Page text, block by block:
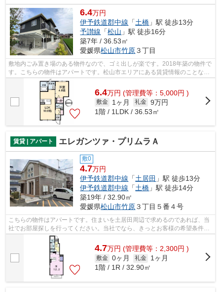
6.4万円
伊予鉄道郡中線 「土橋 」駅 徒歩13分
予讃線 「松山 」駅 徒歩16分
築7年 / 36.53㎡
愛媛県松山市竹原３丁目
敷地内ごみ置き場のある物件なので、ゴミ出しが楽です。2018年築の物件で
す。こちらの物件はアパートです。松山市エリアにある賃貸情報のことな
ら、地域に密着した当社へお任せ下さい...
6.4万円 (管理費等：5,000円 )
敷金 1ヶ月 礼金 9万円
1階 / 1LDK / 36.53㎡
賃貸 | アパート エレガンツァ・プリムラＡ
敷0
4.7万円
伊予鉄道郡中線 「土居田 」駅 徒歩13分
伊予鉄道郡中線 「土橋 」駅 徒歩14分
築19年 / 32.90㎡
愛媛県松山市竹原３丁目５番４号
こちらの物件はアパートです。住まいを土居田周辺で求めるのであれば、当
社でお部屋探しを行ってください。当社でなら、きっとお客様の希望条件に
マッチしたお部屋が見つかることでし...
4.7万円 (管理費等：2,300円 )
敷金 0ヶ月 礼金
1ヶ月
1階 / 1R / 32.90㎡